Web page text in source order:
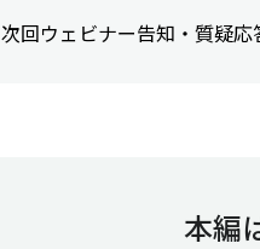
次回ウェビナー告知・質疑
本編